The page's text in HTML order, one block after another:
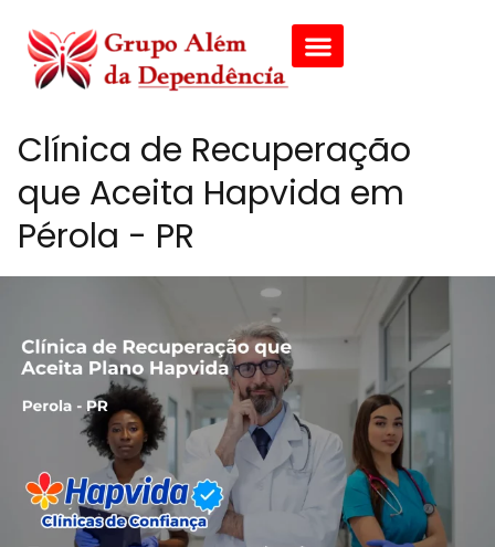
Clínica de Recuperação
que Aceita Hapvida em
Pérola - PR